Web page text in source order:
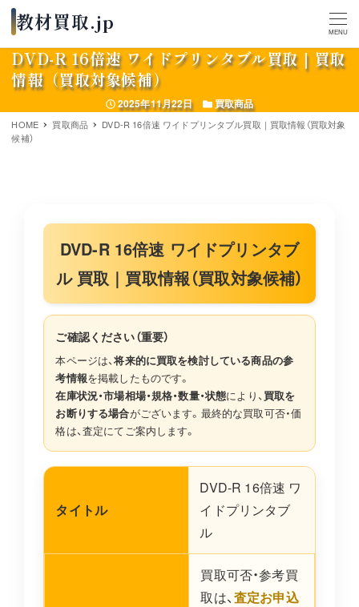
MENU
DVD-R 16倍速 ワイドプリンタブル買取｜買取
情報（買取対象候補）
投稿日
2025年11月22日 カテゴリー
買取商品
HOME 買取商品
DVD-R 16倍速 ワイドプリンタブル買取｜買取情報（買取対象
候補）
DVD-R 16倍速 ワイドプリンタブ
ル 買取｜買取情報（買取対象候補）
ご確認ください（重要）
本ページは、将来的に買取を検討している商品の参
考情報を掲載したものです。
在庫状況・市場相場・規格・数量・状態により、買取を
お断りする場合がございます。最終的な買取可否・価
格は、査定にてご案内します。
タイトル
DVD-R 16倍速 ワ
イドプリンタブ
ル
買取可否・参考買
取は、査定お申込